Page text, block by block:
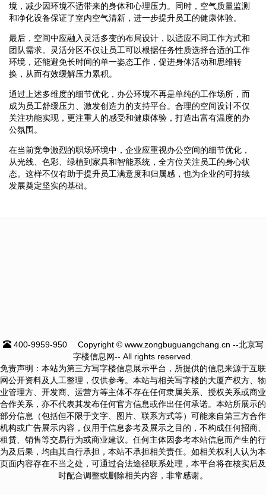
境，减少因环境不适带来的身体和心理压力。同时，空气质量监测
和净化设备保证了室内空气清新，进一步提升员工的健康体验。
最后，空间中应融入灵活多变的布局设计，以适应不同工作方式和
团队需求。灵活分区不仅让员工可以根据任务性质选择合适的工作
环境，还能避免长时间的单一姿态工作，促进身体活动和思维转
换，从而有效缓解压力累积。
通过上述多维度的细节优化，办公环境不再是单纯的工作场所，而
成为员工舒缓压力、激发创造力的支持平台。合理的空间设计不仅
关注功能实现，更注重人的感受和健康体验，打造出富有温度的办
公氛围。
在当前竞争激烈的职场环境中，企业应重视办公空间的细节优化，
从光线、色彩、绿植到家具和智能系统，全方位关注员工的身心状
态。这样不仅有助于提升员工满意度和归属感，也为企业的可持续
发展奠定坚实的基础。
400-9959-950
Copyright © www.zongbuguangchang.cn --北京写
字楼信息网-- All rights reserved.
免责声明：本站为第三方写字楼信息展示平台，所提供的信息来源于互联
网公开资料及人工整理，仅供参考。本站与相关写字楼的大厦产权方、物
业管理方、开发商、运营方等主体不存在任何隶属关系、授权关系或商业
合作关系，亦不代表其发布任何官方信息或作出任何承诺。本站所展示的
部分信息（包括但不限于文字、图片、联系方式等）可能来自第三方合作
机构或广告展示内容，仅用于信息参考及展示之目的，不构成任何招商、
租赁、销售等交易行为或商业建议。任何主体因参考本站信息而产生的行
为及后果，均由其自行承担，本站不承担相关责任。如相关权利人认为本
页面内容存在不当之处，可通过合法途径联系处理，本平台将在核实后及
时配合调整或删除相关内容，非常感谢。